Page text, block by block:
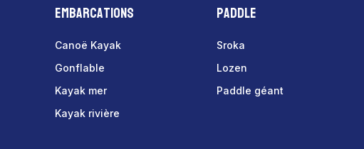
Embarcations
Canoë Kayak
Gonflable
Kayak mer
Kayak rivière
Paddle
Sroka
Lozen
Paddle géant